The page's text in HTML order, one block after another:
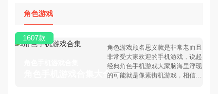
角色游戏
角色手机游戏合集大全 >
角色游戏顾名思义就是非常老而且
非常受大家欢迎的手机游戏，说起
经典角色手机游戏大家脑海里浮现
的可能就是像素街机游戏，相信很
1607款